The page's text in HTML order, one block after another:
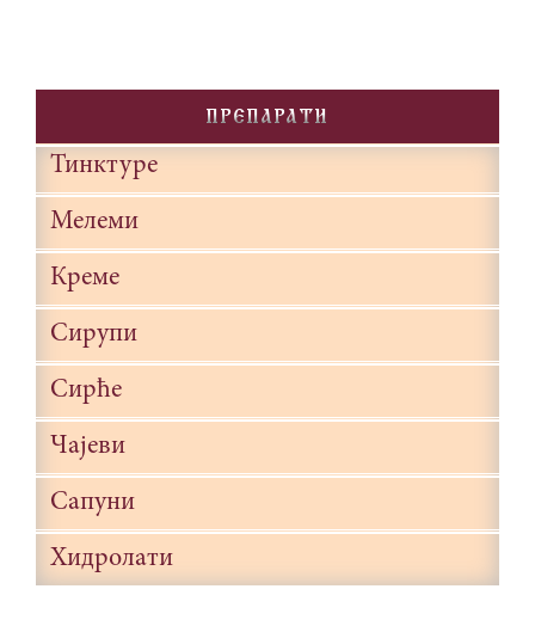
PREPARATI
Тинктуре
Мелеми
Креме
Сирупи
Сирће
Чајеви
Сапуни
Хидролати